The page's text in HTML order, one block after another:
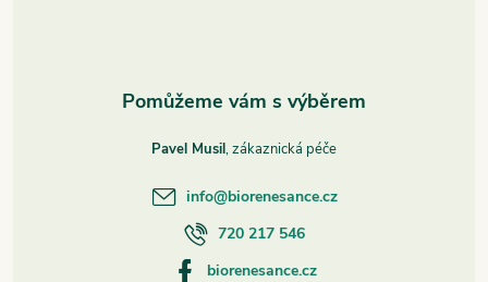
Pavel Musil
info@biorenesance.cz
720 217 546
biorenesance.cz